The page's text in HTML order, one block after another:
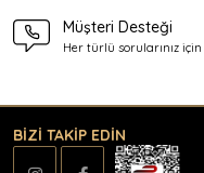
Müşteri Desteği
Her türlü sorularınız için
BİZİ TAKİP EDİN